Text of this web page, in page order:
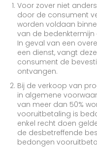
Voor zover niet
door de consument
worden voldaan
van de bedenktermijn
In geval van een
een dienst, vangt
consument de
ontvangen.
Bij de verkoop van
in algemene
van meer dan 50%
vooruitbetaling is
enkel recht doen
de desbetreffende
bedongen